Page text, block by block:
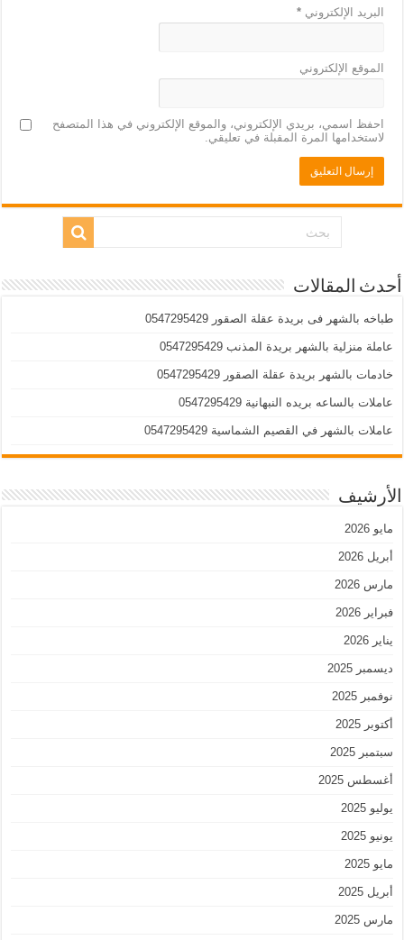
البريد الإلكتروني*
الموقع الإلكتروني
احفظ اسمي، بريدي الإلكتروني، والموقع الإلكتروني في هذا المتصفح
لاستخدامها المرة المقبلة في تعليقي.
أحدث المقالات
طباخه بالشهر فى بريدة عقلة الصقور 0547295429
عاملة منزلية بالشهر بريدة المذنب 0547295429
خادمات بالشهر بريدة عقلة الصقور 0547295429
عاملات بالساعه بريده النبهانية 0547295429
عاملات بالشهر في القصيم الشماسية 0547295429
الأرشيف
مايو 2026
أبريل 2026
مارس 2026
فبراير 2026
يناير 2026
ديسمبر 2025
نوفمبر 2025
أكتوبر 2025
سبتمبر 2025
أغسطس 2025
يوليو 2025
يونيو 2025
مايو 2025
أبريل 2025
مارس 2025